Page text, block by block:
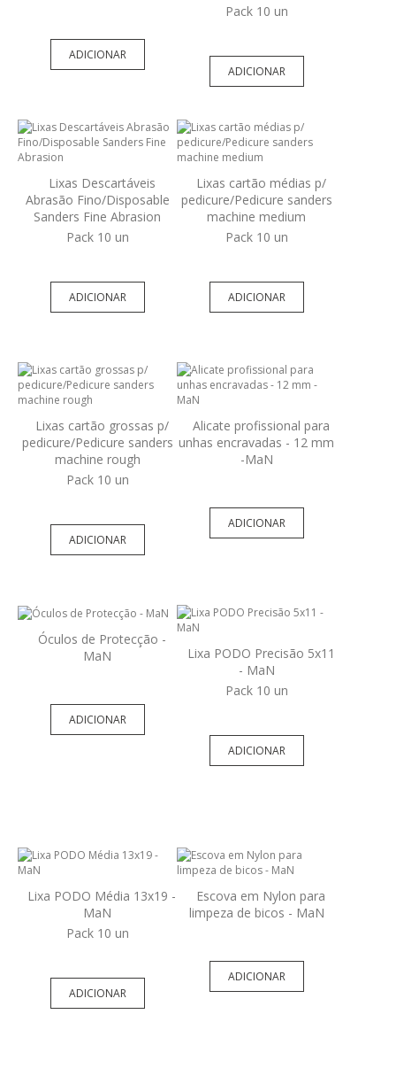
ADICIONAR
Pack 10 un
ADICIONAR
Lixas Descartáveis
Abrasão Fino/Disposable
Sanders Fine Abrasion
Pack 10 un
ADICIONAR
Lixas cartão médias p/
pedicure/Pedicure sanders
machine medium
Pack 10 un
ADICIONAR
Lixas cartão grossas p/
pedicure/Pedicure sanders
machine rough
Pack 10 un
ADICIONAR
Alicate profissional para
unhas encravadas - 12 mm
-MaN
ADICIONAR
Óculos de Protecção -
MaN
ADICIONAR
Lixa PODO Precisão 5x11
- MaN
Pack 10 un
ADICIONAR
Lixa PODO Média 13x19 -
MaN
Pack 10 un
ADICIONAR
Escova em Nylon para
limpeza de bicos - MaN
ADICIONAR